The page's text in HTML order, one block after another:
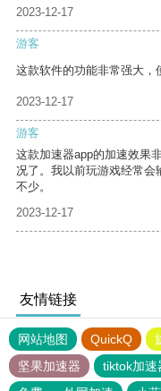
2023-12-17
游客
这款软件的功能非常强大，
2023-12-17
游客
这款加速器app的加速效果
况了。我以前玩游戏经常会
不少。
2023-12-17
友情链接
网站地图 QuickQ
坚果加速器
tiktok加速